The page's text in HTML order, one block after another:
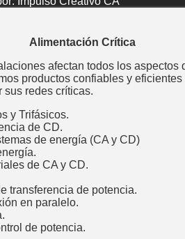
Alimentación Crítica
afectan todos los aspectos
productos confiables y
sus redes críticas.
y Trifásicos.
de CD.
de energía (CA y CD)
de CA y CD.
transferencia de potencia.
en paralelo.
de potencia.